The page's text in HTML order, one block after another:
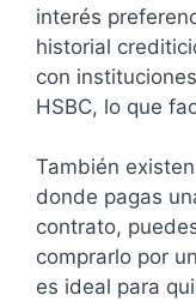
interés
historial
con
HSBC, lo que
También
donde pagas
contrato,
comprarlo por
es ideal para